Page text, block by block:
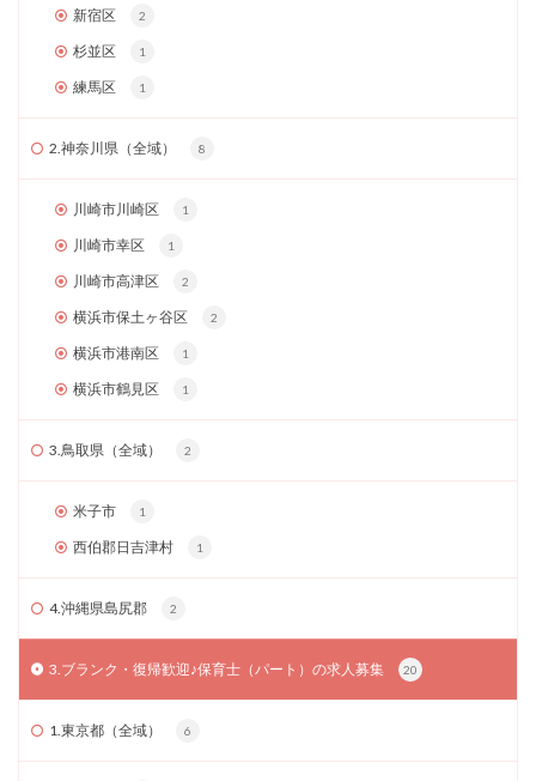
新宿区 2
杉並区 1
練馬区 1
2.神奈川県（全域） 8
川崎市川崎区 1
川崎市幸区 1
川崎市高津区 2
横浜市保土ヶ谷区 2
横浜市港南区 1
横浜市鶴見区 1
3.鳥取県（全域） 2
米子市 1
西伯郡日吉津村 1
4.沖縄県島尻郡 2
3.ブランク・復帰歓迎♪保育士（パート）の求人募集 20
1.東京都（全域） 6